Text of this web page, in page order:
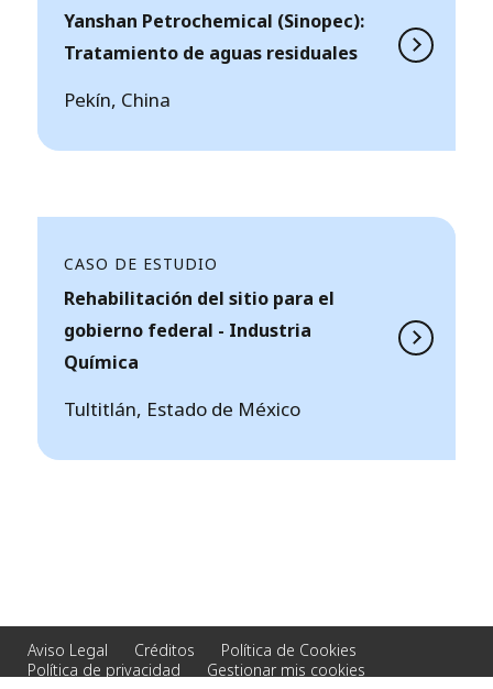
Yanshan Petrochemical (Sinopec):
Tratamiento de aguas residuales
Pekín, China
CASO DE ESTUDIO
Rehabilitación del sitio para el
gobierno federal - Industria
Química
Tultitlán, Estado de México
Aviso Legal Créditos
Política de Cookies
Política de privacidad
Gestionar mis cookies